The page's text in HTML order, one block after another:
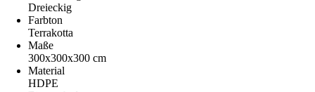
Dreieckig
Farbton
Terrakotta
Maße
300x300x300 cm
Material
HDPE